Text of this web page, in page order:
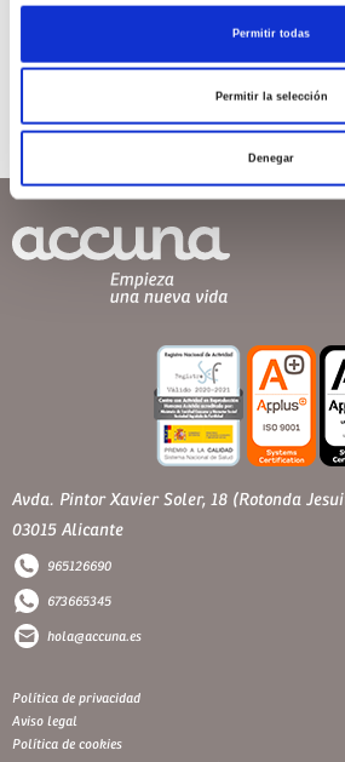
Permitir todas
Permitir la selección
Denegar
Avda. Pintor Xavier Soler, 18 (Rotonda
03015 Alicante
965126690
673665345
hola@accuna.es
Política de privacidad
Aviso legal
Política de cookies